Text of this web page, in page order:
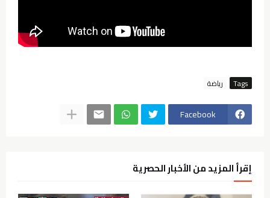
Tags رياضة
Facebook
إقرأ المزيد من الأخبار الحصرية